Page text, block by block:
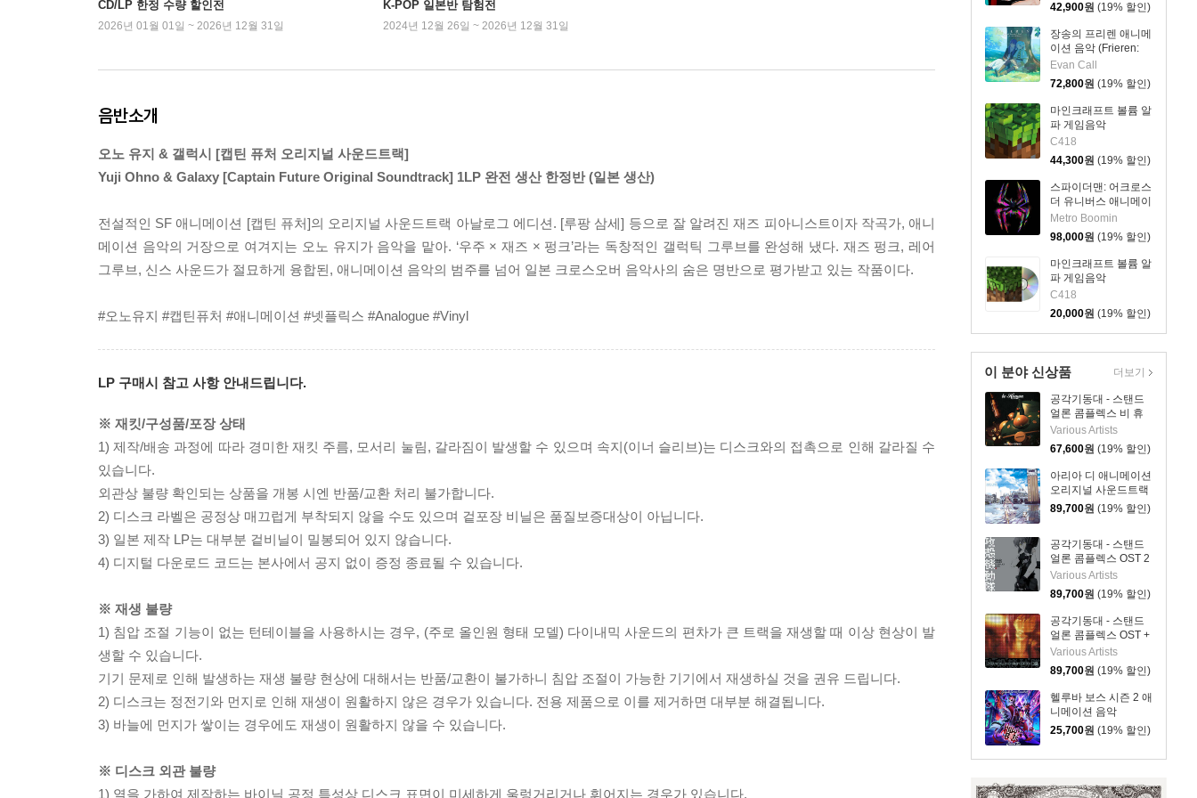
DOE [LP]
42,900원 (19% 할인)
장송의 프리렌 애니메
이션 음악 (Frieren:
Beyond Journey's
End - Original
Soundtrack) [블루 &
그린 컬러 2LP]
Evan Call
72,800원 (19% 할인)
마인크래프트 볼륨 알
파 게임음악
(Minecraft Volume
Alpha OST by C418)
[투명 그린 컬러 LP]
C418
44,300원 (19% 할인)
스파이더맨: 어크로스
더 유니버스 애니메이
션 음악 (Spider-Man:
Across the Spider-
Verse OST) [2LP]
Metro Boomin
98,000원 (19% 할인)
마인크래프트 볼륨 알
파 게임음악
(Minecraft Volume
Alpha OST by C418)
C418
20,000원 (19% 할인)
이 분야 신상품
공각기동대 - 스탠드
얼론 콤플렉스 비 휴
먼 애니메이션 음악
(Ghost In The Shell
STAND ALONE
COMPLEX be
Human) [2LP]
Various Artists
67,600원 (19% 할인)
아리아 디 애니메이션
오리지널 사운드트랙
(ARIA The
edition)[2LP]
89,700원 (19% 할인)
공각기동대 - 스탠드
얼론 콤플렉스 OST 2
애니메이션 음악
(Ghost In The Shell
STAND ALONE
COMPLEX O.S.T.2)
[2LP]
Various Artists
89,700원 (19% 할인)
공각기동대 - 스탠드
얼론 콤플렉스 OST +
애니메이션 음악
(Ghost In The Shell
STAND ALONE
COMPLEX O.S.T.＋)
[2LP]
Various Artists
89,700원 (19% 할인)
헬루바 보스 시즌 2 애
니메이션 음악
(Helluva Boss :
25,700원 (19% 할인)
더보기
CD/LP 한정 수량 할인전
2026년 01월 01일 ~ 2026년 12월 31일
K-POP 일본반 탐험전
2024년 12월 26일 ~ 2026년 12월 31일
음반소개
오노 유지 & 갤럭시 [캡틴 퓨처 오리지널 사운드트랙]
Yuji Ohno & Galaxy [Captain Future Original Soundtrack] 1LP 완전 생산 한정반 (일본 생산)
전설적인 SF 애니메이션 [캡틴 퓨처]의 오리지널 사운드트랙 아날로그 에디션. [루팡 삼세] 등으로 잘 알려진 재즈 피아니스트이자 작곡가, 애니
메이션 음악의 거장으로 여겨지는 오노 유지가 음악을 맡아. ‘우주 × 재즈 × 펑크’라는 독창적인 갤럭틱 그루브를 완성해 냈다. 재즈 펑크, 레어
그루브, 신스 사운드가 절묘하게 융합된, 애니메이션 음악의 범주를 넘어 일본 크로스오버 음악사의 숨은 명반으로 평가받고 있는 작품이다.
#오노유지 #캡틴퓨처 #애니메이션 #넷플릭스 #Analogue #Vinyl
LP 구매시 참고 사항 안내드립니다.
※ 재킷/구성품/포장 상태
1) 제작/배송 과정에 따라 경미한 재킷 주름, 모서리 눌림, 갈라짐이 발생할 수 있으며 속지(이너 슬리브)는 디스크와의 접촉으로 인해 갈라질 수
있습니다.
외관상 불량 확인되는 상품을 개봉 시엔 반품/교환 처리 불가합니다.
2) 디스크 라벨은 공정상 매끄럽게 부착되지 않을 수도 있으며 겉포장 비닐은 품질보증대상이 아닙니다.
3) 일본 제작 LP는 대부분 겉비닐이 밀봉되어 있지 않습니다.
4) 디지털 다운로드 코드는 본사에서 공지 없이 증정 종료될 수 있습니다.
※ 재생 불량
1) 침압 조절 기능이 없는 턴테이블을 사용하시는 경우, (주로 올인원 형태 모델) 다이내믹 사운드의 편차가 큰 트랙을 재생할 때 이상 현상이 발
생할 수 있습니다.
기기 문제로 인해 발생하는 재생 불량 현상에 대해서는 반품/교환이 불가하니 침압 조절이 가능한 기기에서 재생하실 것을 권유 드립니다.
2) 디스크는 정전기와 먼지로 인해 재생이 원활하지 않은 경우가 있습니다. 전용 제품으로 이를 제거하면 대부분 해결됩니다.
3) 바늘에 먼지가 쌓이는 경우에도 재생이 원활하지 않을 수 있습니다.
※ 디스크 외관 불량
1) 열을 가하여 제작하는 바이닐 공정 특성상 디스크 표면이 미세하게 울렁거리거나 휘어지는 경우가 있습니다.